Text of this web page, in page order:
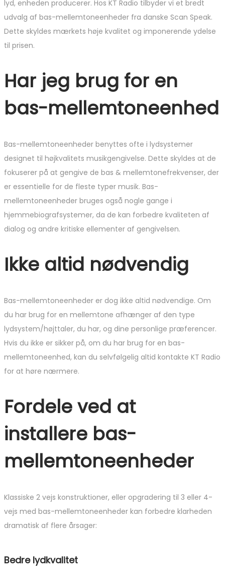
lyd, enheden producerer. Hos KT Radio tilbyder vi et bredt
udvalg af bas-mellemtoneenheder fra danske Scan Speak.
Dette skyldes mærkets høje kvalitet og imponerende ydelse
til prisen.
Har jeg brug for en
bas-mellemtoneenhed
Bas-mellemtoneenheder benyttes ofte i lydsystemer
designet til højkvalitets musikgengivelse. Dette skyldes at de
fokuserer på at gengive de bas & mellemtonefrekvenser, der
er essentielle for de fleste typer musik. Bas-
mellemtoneenheder bruges også nogle gange i
hjemmebiografsystemer, da de kan forbedre kvaliteten af ​​
dialog og andre kritiske ellementer af gengivelsen.
Ikke altid nødvendig
Bas-mellemtoneenheder er dog ikke altid nødvendige. Om
du har brug for en mellemtone afhænger af den type
lydsystem/højttaler, du har, og dine personlige præferencer.
Hvis du ikke er sikker på, om du har brug for en bas-
mellemtoneenhed, kan du selvfølgelig altid kontakte KT Radio
for at høre nærmere.
Fordele ved at
installere bas-
mellemtoneenheder
Klassiske 2 vejs konstruktioner, eller opgradering til 3 eller 4-
vejs med bas-mellemtoneenheder kan forbedre klarheden
dramatisk af flere årsager:
Bedre lydkvalitet